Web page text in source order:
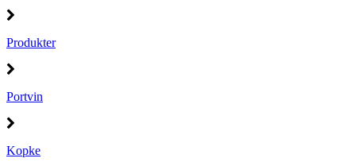
Produkter
Portvin
Kopke